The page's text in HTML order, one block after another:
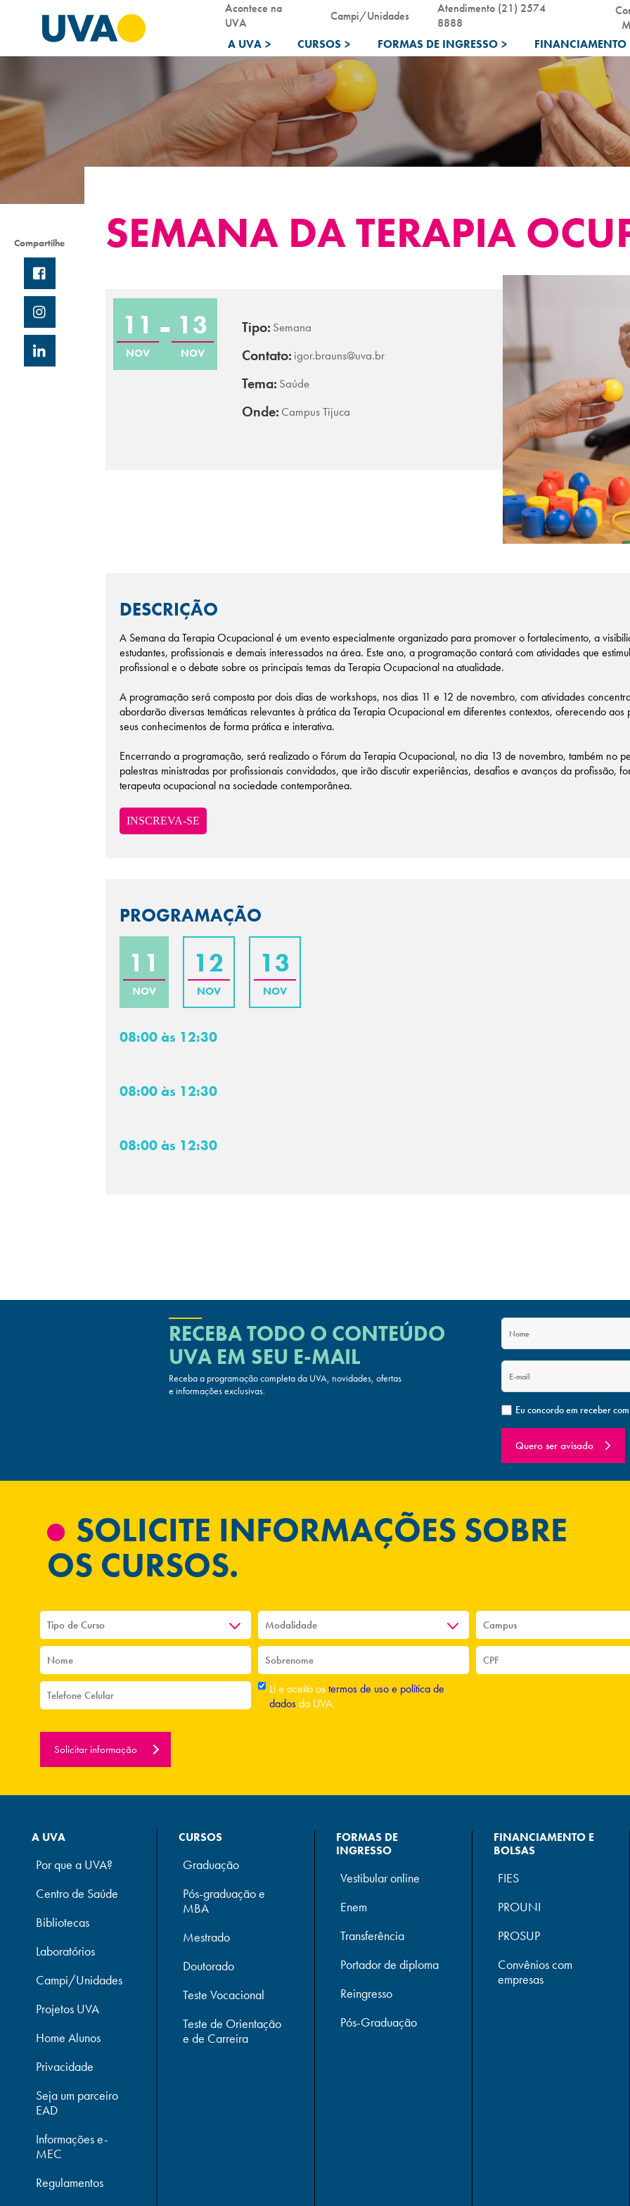
A UVA > CURSOS > FORMAS DE INGRESSO > FINANCIAMENTO
Acontece na
UVA
Campi/Unidades
Atendimento (21) 2574
8888
SEMANA DA TERAPIA
Compartilhe
11
NOV
13
NOV
Tipo: Semana
Contato: igor.brauns@uva.br
Tema: Saúde
Onde: Campus Tijuca
DESCRIÇÃO
A Semana da Terapia Ocupacional é um evento especialmente organizado para promover o fortalecimento, a
estudantes, profissionais e demais interessados na área. Este ano, a programação contará com atividades que
profissional e o debate sobre os principais temas da Terapia Ocupacional na atualidade.
A programação será composta por dois dias de workshops, nos dias 11 e 12 de novembro, com atividades
abordarão diversas temáticas relevantes à prática da Terapia Ocupacional em diferentes contextos, oferecendo
seus conhecimentos de forma prática e interativa.
Encerrando a programação, será realizado o Fórum da Terapia Ocupacional, no dia 13 de novembro, também no
palestras ministradas por profissionais convidados, que irão discutir experiências, desafios e avanços da profissão,
terapeuta ocupacional na sociedade contemporânea.
INSCREVA-SE
PROGRAMAÇÃO
11
NOV
12
NOV
13
NOV
08:00 às 12:30
08:00 às 12:30
08:00 às 12:30
RECEBA TODO O CONTEÚDO
UVAEM SEU E-MAIL
Receba a programação completa da UVA, novidades, ofertas
e informações exclusivas.
Eu concordo em receber
Quero ser avisado
SOLICITE INFORMAÇÕES SOBRE
OS CURSOS.
Li e aceito ostermos de uso e política de
dadosda UVA.
Solicitar informação
A UVA
Por que a UVA?
Centro de Saúde
Bibliotecas
Laboratórios
Campi/Unidades
Projetos UVA
Home Alunos
Privacidade
Seja um parceiro
EAD
Informações e-
MEC
Regulamentos
CURSOS
Graduação
Pós-graduação e
MBA
Mestrado
Doutorado
Teste Vocacional
Teste de Orientação
e de Carreira
FORMAS DE
INGRESSO
Vestibular online
Enem
Transferência
Portador de diploma
Reingresso
Pós-Graduação
FINANCIAMENTO E
BOLSAS
FIES
PROUNI
PROSUP
Convênios com
empresas